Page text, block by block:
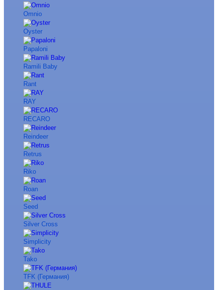
Omnio
Oyster
Papaloni
Ramili Baby
Rant
RAY
RECARO
Reindeer
Retrus
Riko
Roan
Seed
Silver Cross
Simplicity
Tako
TFK (Германия)